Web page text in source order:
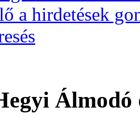
a hirdetések
Álmodó